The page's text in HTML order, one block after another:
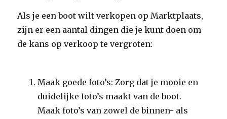
Als je een boot wilt verkopen op Marktplaats,
zijn er een aantal dingen die je kunt doen om
de kans op verkoop te vergroten:
Maak goede foto’s: Zorg dat je mooie en
duidelijke foto’s maakt van de boot.
Maak foto’s van zowel de binnen- als